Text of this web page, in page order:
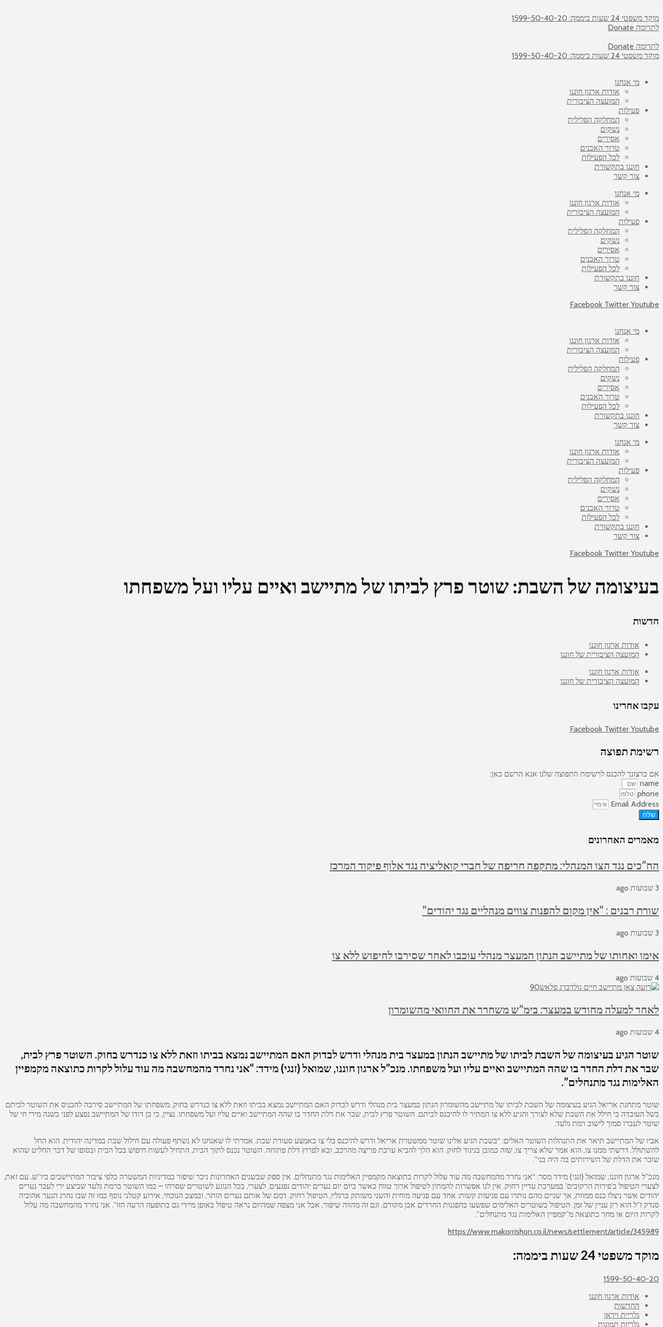
מוקד משפטי 24 שעות ביממה: 1599-50-40-20
לתרומה Donate
לתרומה Donate
מוקד משפטי 24 שעות ביממה: 1599-50-40-20
מי אנחנו
אודות ארגון חוננו
המועצה הציבורית
פעילות
המחלקה הפלילית
נשקים
אסירים
טרור האבנים
לכל הפעילות
חוננו בתקשורת
צור קשר
מי אנחנו
אודות ארגון חוננו
המועצה הציבורית
פעילות
המחלקה הפלילית
נשקים
אסירים
טרור האבנים
לכל הפעילות
חוננו בתקשורת
צור קשר
Facebook Twitter Youtube
מי אנחנו
אודות ארגון חוננו
המועצה הציבורית
פעילות
המחלקה הפלילית
נשקים
אסירים
טרור האבנים
לכל הפעילות
חוננו בתקשורת
צור קשר
מי אנחנו
אודות ארגון חוננו
המועצה הציבורית
פעילות
המחלקה הפלילית
נשקים
אסירים
טרור האבנים
לכל הפעילות
חוננו בתקשורת
צור קשר
Facebook Twitter Youtube
בעיצומה של השבת: שוטר פרץ לביתו של מתיישב ואיים עליו ועל משפחתו
חדשות
אודות ארגון חוננו
המועצה הציבורית של חוננו
אודות ארגון חוננו
המועצה הציבורית של חוננו
עקבו אחרינו
Facebook Twitter Youtube
רשימת תפוצה
אם ברצונך להכנס לרשימת התפוצה שלנו אנא הרשם כאן:
name
phone
Email Address
שלח
מאמרים האחרונים
הח”כים נגד הצו המנהלי: מתקפה חריפה של חברי קואליציה נגד אלוף פיקוד המרכז
3 שבועות ago
שורת רבנים : “אין מקום להפנות צווים מנהליים נגד יהודים”
3 שבועות ago
אימו ואחותו של מתיישב הנתון המעצר מנהלי עוכבו לאחר שסירבו לחיפוש ללא צו
4 שבועות ago
לאחר למעלה מחודש במעצר: בימ”ש משחרר את החוואי מהשומרון
4 שבועות ago
שוטר הגיע בעיצומה של השבת לביתו של מתיישב הנתון במעצר בית מנהלי ודרש לבדוק האם המתיישב נמצא בביתו וזאת ללא צו כנדרש בחוק. השוטר פרץ לבית,
שבר את דלת החדר בו שהה המתיישב ואיים עליו ועל משפחתו. מנכ”ל ארגון חוננו, שמואל (זנגי) מידד: “אני נחרד מהמחשבה מה עוד עלול לקרות כתוצאה מקמפיין
האלימות נגד מתנחלים”.
שוטר מתחנת אריאל הגיע בעיצומה של השבת לביתו של מתיישב מהשומרון הנתון במעצר בית מנהלי ודרש לבדוק האם המתיישב נמצא בביתו וזאת ללא צו כנדרש בחוק. משפחתו של המתיישב סירבה להכניס את השוטר לביתם
בשל העובדה כי חילל את השבת שלא לצורך והגיע ללא צו המתיר לו להיכנס לביתם. השוטר פרץ לבית, שבר את דלת החדר בו שהה המתיישב ואיים עליו ועל משפחתו. נציין, כי בן דודו של המתיישב נפצע לפני כשנה מירי חי של
שוטר לעברו סמוך לישוב רמת גלעד.
אביו של המתיישב תיאר את התנהלות השוטר האלים: “בשבת הגיע אלינו שוטר ממשטרת אריאל ודרש להיכנס בלי צו באמצע סעודת שבת. אמרתי לו שאנחנו לא נשתף פעולה עם חילול שבת במדינה יהודית. הוא החל
להשתולל. דרשתי ממנו צו, הוא אמר שלא צריך צו, שזה כמובן בניגוד לחוק. הוא הלך להביא ערכת פריצה מהרכב, ובא לפרוץ דלת פתוחה. השוטר נכנס לתוך הבית, התחיל לעשות חיפוש בכל הבית ובסופו של דבר החליט שהוא
שובר את הדלת של השירותים בה היה בני”.
מנכ”ל ארגון חוננו, שמואל (זנגי) מידד מסר: “אני נחרד מהמחשבה מה עוד עלול לקרות כתוצאה מקמפיין האלימות נגד מתנחלים. אין ספק שבשנים האחרונות ניכר שיפור במדיניות המשטרה כלפי ציבור המתיישבים ביו”ש. עם זאת,
לצערי הטיפול ב’פירות הרקובים’ במערכת עדיין רחוק. אין לנו אפשרות להמתין לטיפול ארוך טווח כאשר ביום יום נערים יהודים נפגעים. לצערי, בכל הנוגע לשוטרים שסרחו – כמו השוטר ברמת גלעד שביצע ירי לעבר נערים
יהודים אשר ניצלו בנס ממוות, אך שניים מהם נותרו עם פגיעות קשות: אחד עם פגיעה מוחית והשני משותק ברגליו, הטיפול רחוק. דמם של אותם נערים הותר, ובמצב הנוכחי, אירוע קטלני נוסף כמו זה שבו נהרג הנער אהוביה
סנדק ז”ל הוא רק עניין של זמן. הטיפול בשוטרים האלימים שפשעו בהפגנות החרדים אכן מקודם, וגם זה מהווה שיפור, אבל אני מצפה שמהיום נראה טיפול באופן מיידי גם בתופעה הרעה הזו”. אני נחרד מהמחשבה מה עלול
לקרות היום או מחר כתוצאה מ”קמפיין האלימות נגד מתנחלים”.
https://www.makorrishon.co.il/news/settlement/article/345989
מוקד משפטי 24 שעות ביממה:
1599-50-40-20
אודות ארגון חוננו
החדשות
גלריית וידאו
גלריות תמונות